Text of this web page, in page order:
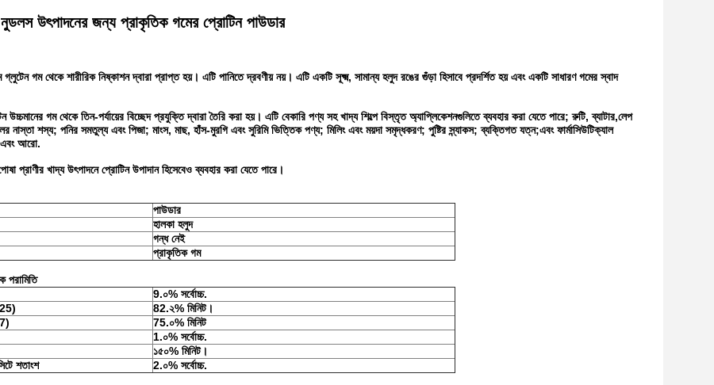
উৎপাদনের জন্য প্রাকৃতিক গমের প্রোটিন পাউডার
গম থেকে শারীরিক নিষ্কাশন দ্বারা প্রাপ্ত হয়। এটি পানিতে দ্রবণীয় নয়। এটি একটি সূক্ষ্ম, সামান্য হলুদ রঙের গুঁড়া হিসাবে প্রদর্শিত হয় এবং একটি সাধারণ গমের স্বাদ
উচ্চমানের গম থেকে তিন-পর্যায়ের বিচ্ছেদ প্রযুক্তি দ্বারা তৈরি করা হয়। এটি বেকারি পণ্য সহ খাদ্য শিল্পে বিস্তৃত অ্যাপ্লিকেশনগুলিতে ব্যবহার করা যেতে পারে; রুটি, ব্যাটার,লেপ
নাস্তা শস্য; পনির সমতুল্য এবং পিজা; মাংস, মাছ, হাঁস-মুরগি এবং সুরিমি ভিত্তিক পণ্য; মিলিং এবং ময়দা সমৃদ্ধকরণ; পুষ্টির স্ন্যাকস; ব্যক্তিগত যত্ন;এবং ফার্মাসিউটিক্যাল
এবং আরো.
প্রাণীর খাদ্য উৎপাদনে প্রোটিন উপাদান হিসেবেও ব্যবহার করা যেতে পারে।
পাউডার
হালকা হলুদ
গন্ধ নেই
প্রাকৃতিক গম
পরামিতি
9.০% সর্বোচ্চ.
82.২% মিনিট।
75.০% মিনিট
1.০% সর্বোচ্চ.
১৫০% মিনিট।
শতাংশ
2.০% সর্বোচ্চ.